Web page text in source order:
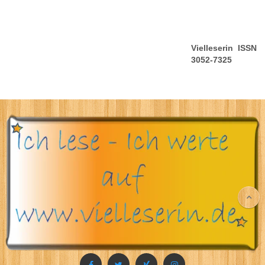
Vielleserin ISSN
3052-7325